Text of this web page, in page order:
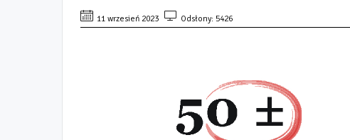
11 wrzesień 2023 Odsłony: 5426